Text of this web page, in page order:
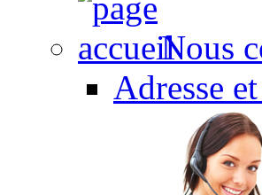
Nous
Adresse